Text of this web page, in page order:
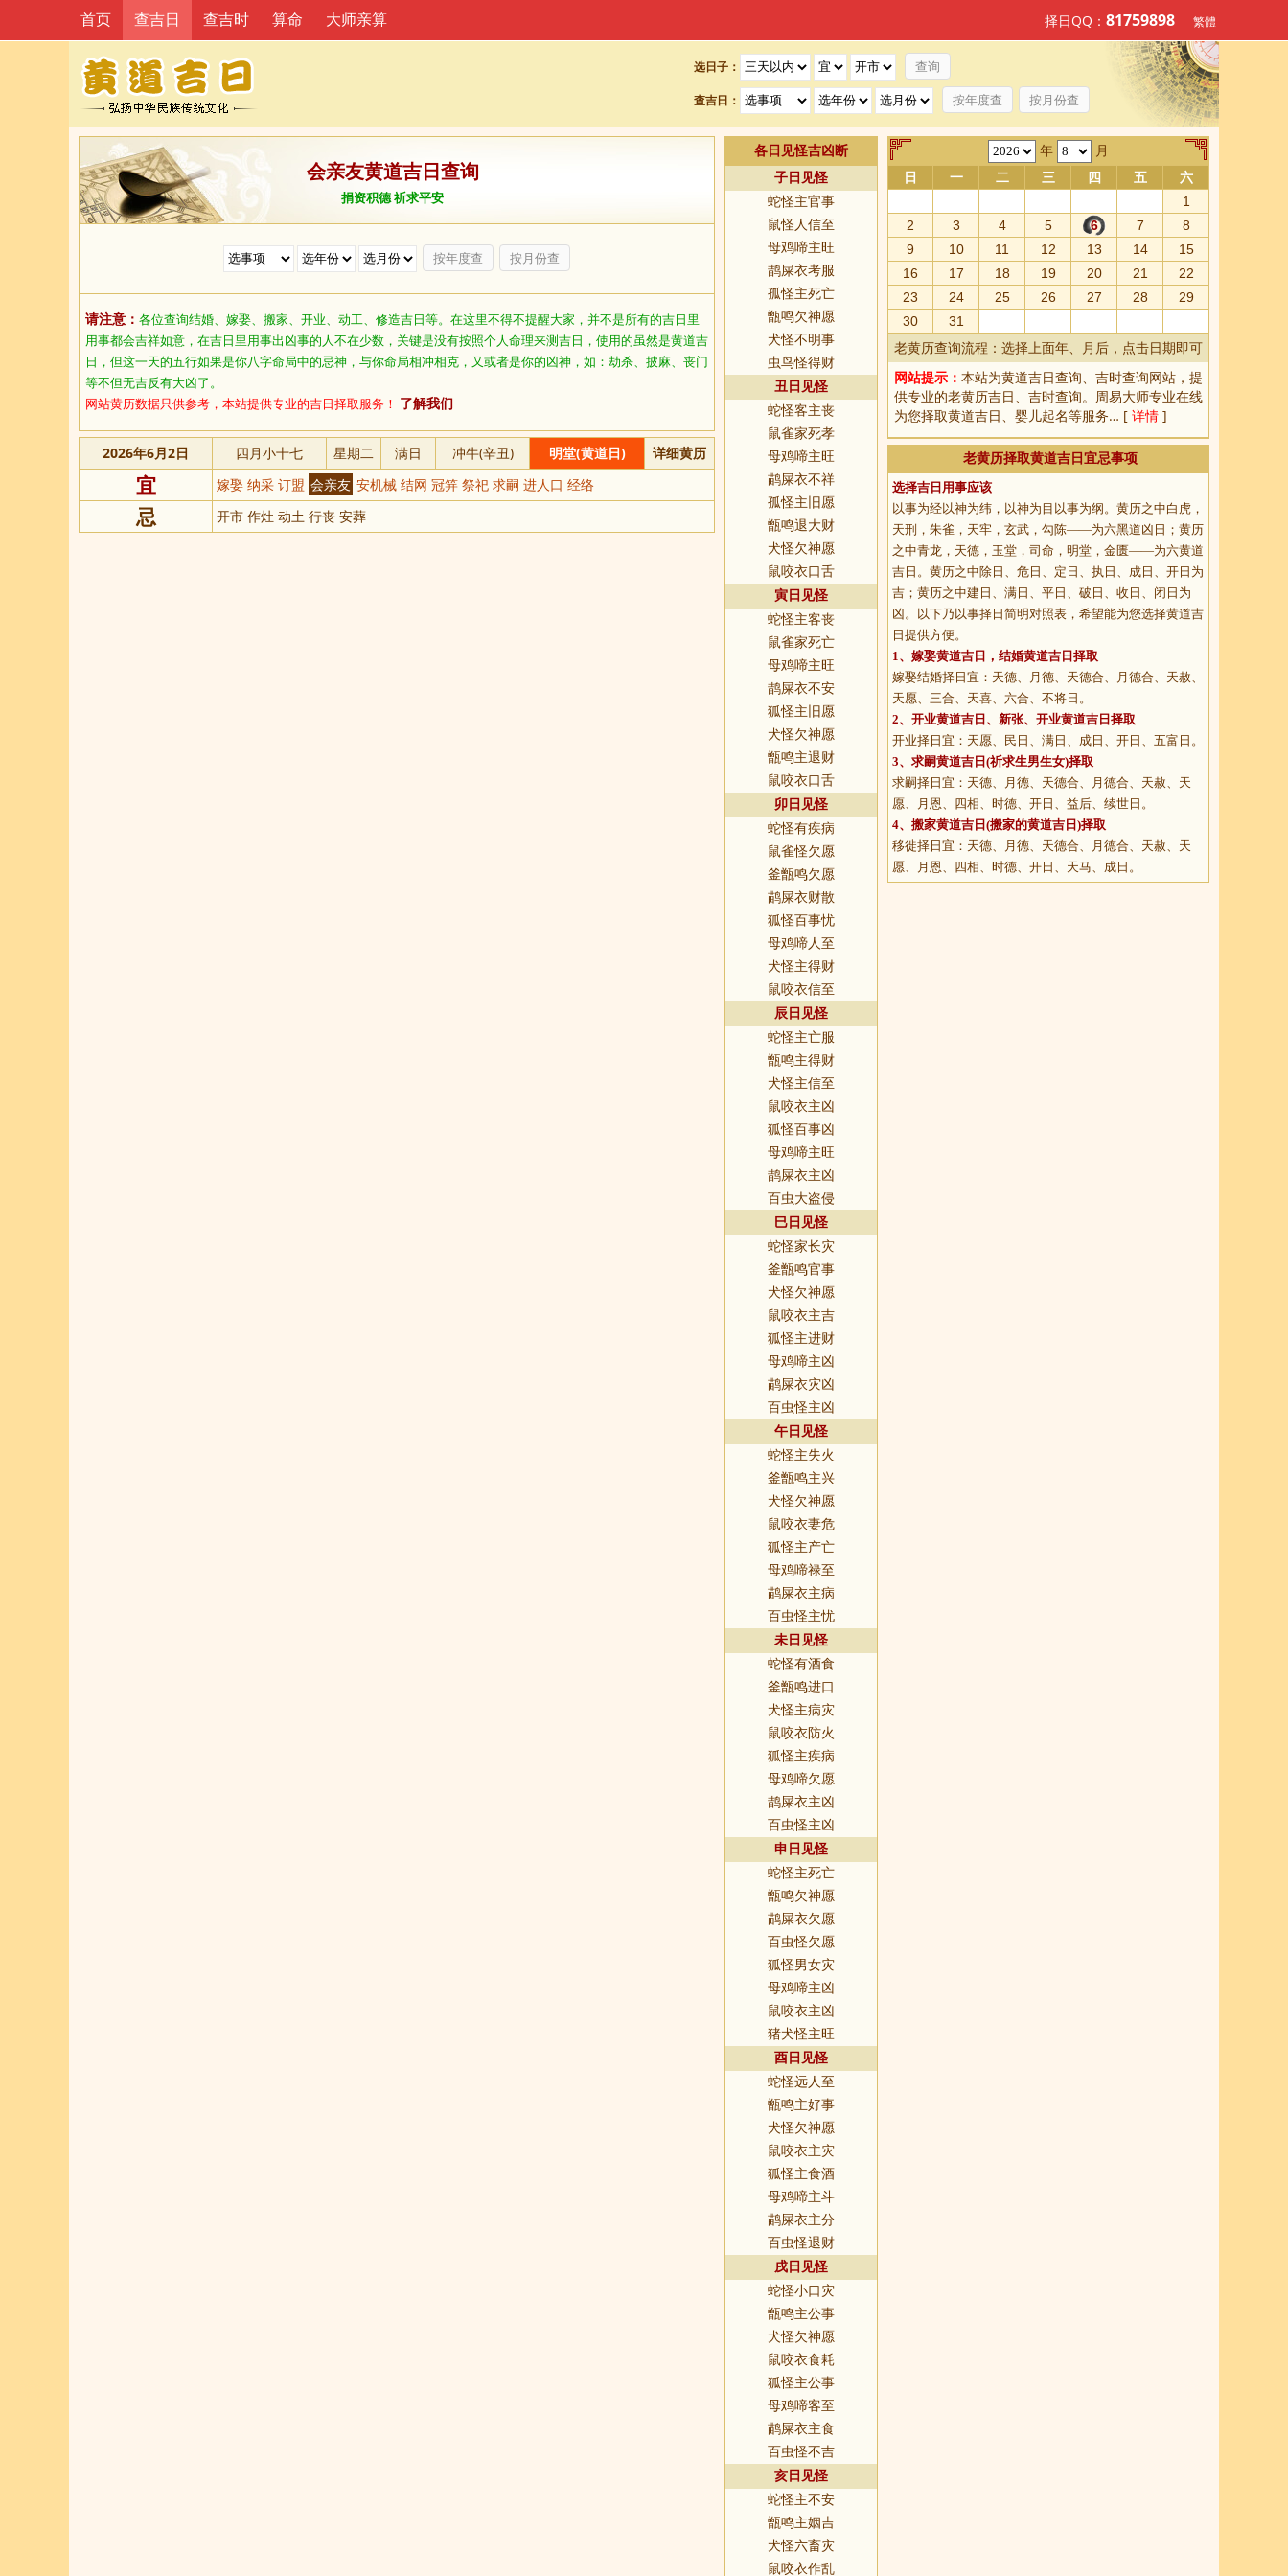
选日子：
查吉日： 按年度查 按月份查
首页 查吉日 查吉时 算命 大师亲算 择日QQ： 81759898 繁體
会亲友黄道吉日查询
捐资积德 祈求平安
按年度查 按月份查
请注意： 各位查询结婚、嫁娶、搬家、开业、动工、修造吉日等。在这里不得不提醒大家，并不是所有的吉日里
用事都会吉祥如意，在吉日里用事出凶事的人不在少数，关键是没有按照个人命理来测吉日，使用的虽然是黄道吉
日，但这一天的五行如果是你八字命局中的忌神，与你命局相冲相克，又或者是你的凶神，如：劫杀、披麻、丧门
等不但无吉反有大凶了。
网站黄历数据只供参考，本站提供专业的吉日择取服务！ 了解我们
2026年6月2日 四月小十七 星期二 满日 冲牛(辛丑) 明堂(黄道日) 详细黄历
宜 嫁娶 纳采 订盟 会亲友 安机械 结网 冠笄 祭祀 求嗣 进人口 经络
忌 开市 作灶 动土 行丧 安葬
各日见怪吉凶断
子日见怪
蛇怪主官事
鼠怪人信至
母鸡啼主旺
鹊屎衣考服
孤怪主死亡
甑鸣欠神愿
犬怪不明事
虫鸟怪得财
丑日见怪
蛇怪客主丧
鼠雀家死孝
母鸡啼主旺
鹋屎衣不祥
孤怪主旧愿
甑鸣退大财
犬怪欠神愿
鼠咬衣口舌
寅日见怪
蛇怪主客丧
鼠雀家死亡
母鸡啼主旺
鹊屎衣不安
狐怪主旧愿
犬怪欠神愿
甑鸣主退财
鼠咬衣口舌
卯日见怪
蛇怪有疾病
鼠雀怪欠愿
釜甑鸣欠愿
鹋屎衣财散
狐怪百事忧
母鸡啼人至
犬怪主得财
鼠咬衣信至
辰日见怪
蛇怪主亡服
甑鸣主得财
犬怪主信至
鼠咬衣主凶
狐怪百事凶
母鸡啼主旺
鹊屎衣主凶
百虫大盗侵
巳日见怪
蛇怪家长灾
釜甑鸣官事
犬怪欠神愿
鼠咬衣主吉
狐怪主进财
母鸡啼主凶
鹋屎衣灾凶
百虫怪主凶
午日见怪
蛇怪主失火
釜甑鸣主兴
犬怪欠神愿
鼠咬衣妻危
狐怪主产亡
母鸡啼禄至
鹋屎衣主病
百虫怪主忧
未日见怪
蛇怪有酒食
釜甑鸣进口
犬怪主病灾
鼠咬衣防火
狐怪主疾病
母鸡啼欠愿
鹊屎衣主凶
百虫怪主凶
申日见怪
蛇怪主死亡
甑鸣欠神愿
鹋屎衣欠愿
百虫怪欠愿
狐怪男女灾
母鸡啼主凶
鼠咬衣主凶
猪犬怪主旺
酉日见怪
蛇怪远人至
甑鸣主好事
犬怪欠神愿
鼠咬衣主灾
狐怪主食酒
母鸡啼主斗
鹋屎衣主分
百虫怪退财
戌日见怪
蛇怪小口灾
甑鸣主公事
犬怪欠神愿
鼠咬衣食耗
狐怪主公事
母鸡啼客至
鹋屎衣主食
百虫怪不吉
亥日见怪
蛇怪主不安
甑鸣主姻吉
犬怪六畜灾
鼠咬衣作乱
年 月
日 一 二 三 四 五
六
1
2
3 4 5 6 7
8
9
10 11 12 13 14
15
16
17 18 19 20 21
22
23
24 25 26 27 28
29
30
31
老黄历查询流程：选择上面年、月后，点击日期即可
网站提示： 本站为黄道吉日查询、 吉时查询网站，提
供专业的老黄历吉日、吉时查询。周易大师专业在线
为您择取黄道吉日、婴儿起名等服务… [ 详情 ]
老黄历择取黄道吉日宜忌事项
选择吉日用事应该
以事为经以神为纬，以神为目以事为纲。黄历之中白虎，
天刑，朱雀，天牢，玄武，勾陈——为六黑道凶日；黄历
之中青龙，天德，玉堂，司命，明堂，金匮——为六黄道
吉日。黄历之中除日、危日、定日、执日、成日、开日为
吉；黄历之中建日、满日、平日、破日、收日、闭日为
凶。以下乃以事择日简明对照表，希望能为您选择黄道吉
日提供方便。
1、 嫁娶黄道吉日 ，结婚黄道吉日择取
嫁娶结婚择日宜：天德、月德、天德合、月德合、天赦、
天愿、三合、天喜、六合、不将日。
2、 开业黄道吉日 、新张、开业黄道吉日择取
开业择日宜：天愿、民日、满日、成日、开日、五富日。
3、 求嗣黄道吉日 (祈求生男生女)择取
求嗣择日宜：天德、月德、天德合、月德合、天赦、天
愿、月恩、四相、时德、开日、益后、续世日。
4、 搬家黄道吉日 (搬家的黄道吉日)择取
移徙择日宜：天德、月德、天德合、月德合、天赦、天
愿、月恩、四相、时德、开日、天马、成日。